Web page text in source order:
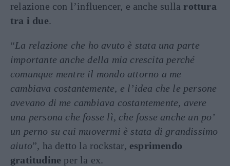
relazione con l’influencer, e anche sulla rottura
tra i due.
“La relazione che ho avuto è stata una parte
importante anche della mia crescita perché
comunque mentre il mondo attorno a me
cambiava costantemente, e l’idea che le persone
avevano di me cambiava costantemente, avere
una persona che fosse lì, che fosse anche un po’
un perno su cui muovermi è stata di grandissimo
aiuto”, ha detto la rockstar, esprimendo
gratitudine per la ex.